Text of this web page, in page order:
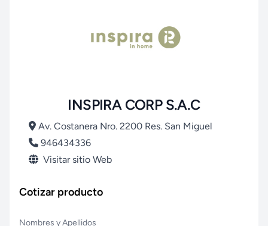
INSPIRA CORP S.A.C
Av. Costanera Nro. 2200 Res. San Miguel
946434336
Visitar sitio Web
Cotizar producto
Nombres y Apellidos